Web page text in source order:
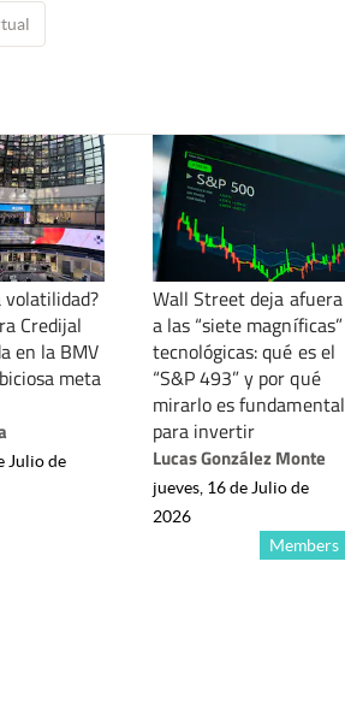
volatilidad?
Credijal
en la BMV
meta
Julio de
Wall Street deja afuera
a las “siete magníficas”
tecnológicas: qué es el
“S&P 493” y por qué
mirarlo es fundamental
para invertir
Lucas González Monte
Members
jueves, 16 de Julio de
2026